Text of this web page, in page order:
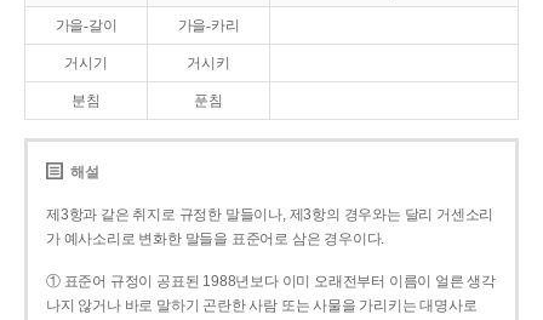
가을-갈이 가을-카리
거시기 거시키
분침 푼침
해설
제3항과 같은 취지로 규정한 말들이나, 제3항의 경우와는 달리 거센소리
가 예사소리로 변화한 말들을 표준어로 삼은 경우이다.
① 표준어 규정이 공표된 1988년보다 이미 오래전부터 이름이 얼른 생각
나지 않거나 바로 말하기 곤란한 사람 또는 사물을 가리키는 대명사로